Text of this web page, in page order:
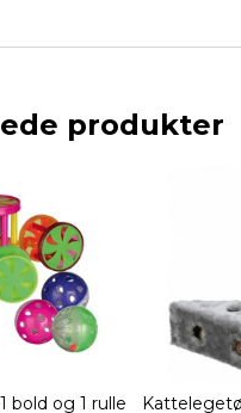
produkter
bold og 1 rulle